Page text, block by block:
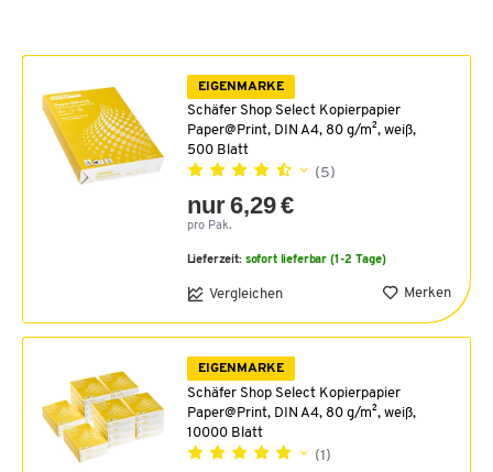
EIGENMARKE
Schäfer Shop Select Kopierpapier
Paper@Print, DIN A4, 80 g/m², weiß,
500 Blatt
(5)
nur 6,29 €
pro Pak.
Lieferzeit: sofort lieferbar (1-2 Tage)
Vergleichen Merken
EIGENMARKE
Schäfer Shop Select Kopierpapier
Paper@Print, DIN A4, 80 g/m², weiß,
10000 Blatt
(1)